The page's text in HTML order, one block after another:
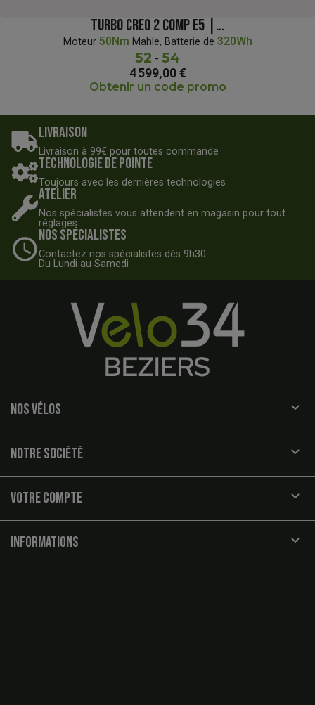
TURBO CREO 2 COMP E5 |...
Moteur 50Nm Mahle, Batterie de 320Wh
52 - 54
4 599,00 €
Obtenir un code promo
Livraison
Livraison à 99€ pour toutes commande
Technologie de pointe
Toujours avec les dernières technologies
Atelier
Nos spécialistes vous attendent en magasin pour tout
réglages.
Nos spécialistes
Contactez nos spécialistes dès 9h30
Du Lundi au Samedi
NOS VÉLOS 
NOTRE SOCIÉTÉ 
VOTRE COMPTE 
INFORMATIONS keyboard_arrow_down